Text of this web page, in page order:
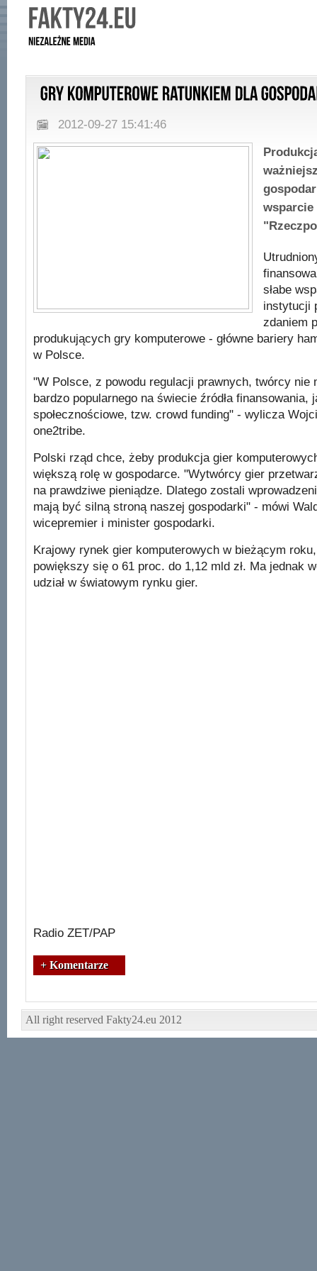
2012-09-27 15:41:46
wsparcie
słabe
instytucji
zdaniem
produkujących gry komputerowe - główne bariery
w Polsce.
"W Polsce, z powodu regulacji prawnych, twórcy nie
bardzo popularnego na świecie źródła finansowania,
społecznościowe, tzw. crowd funding" - wylicza
one2tribe.
Polski rząd chce, żeby produkcja gier
większą rolę w gospodarce. "Wytwórcy gier
na prawdziwe pieniądze. Dlatego zostali
mają być silną stroną naszej gospodarki" - mówi
wicepremier i minister gospodarki.
Krajowy rynek gier komputerowych w bieżącym roku,
powiększy się o 61 proc. do 1,12 mld zł. Ma jednak
udział w światowym rynku gier.
Radio ZET/PAP
+ Komentarze
All right reserved Fakty24.eu 2012